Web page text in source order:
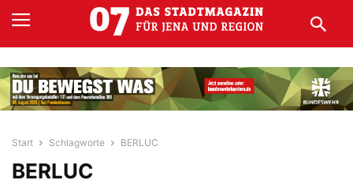
Start Schlagworte BERLUC
BERLUC